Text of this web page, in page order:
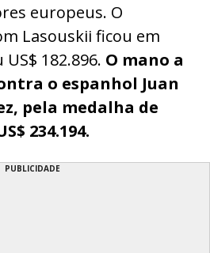
europeus. O
Lasouskii ficou em
182.896. O mano a
o espanhol Juan
pela medalha de
234.194.
PUBLICIDADE